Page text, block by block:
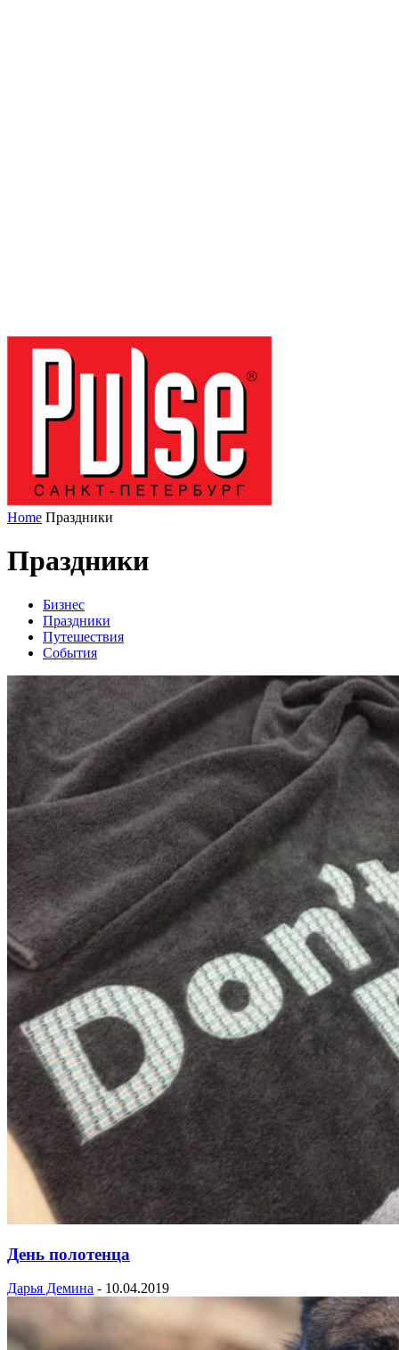
Home Праздники
Праздники
Бизнес
Праздники
Путешествия
События
День полотенца
Дарья Демина - 10.04.2019